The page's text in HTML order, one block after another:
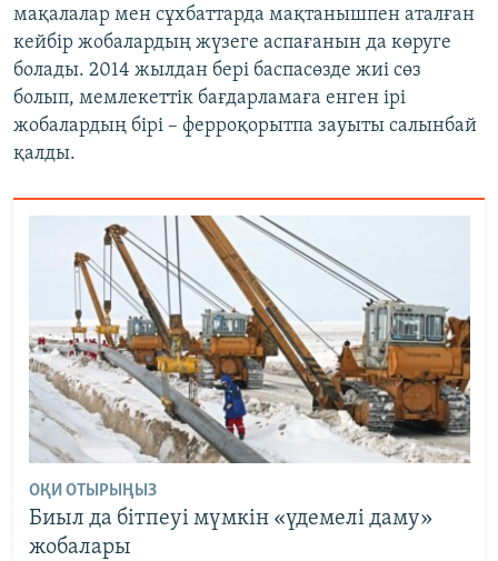
мақалалар мен сұхбаттарда мақтанышпен аталған
кейбір жобалардың жүзеге аспағанын да көруге
болады. 2014 жылдан бері баспасөзде жиі сөз
болып, мемлекеттік бағдарламаға енген ірі
жобалардың бірі – ферроқорытпа зауыты салынбай
қалды.
ОҚИ ОТЫРЫҢЫЗ
Биыл да бітпеуі мүмкін «үдемелі даму»
жобалары